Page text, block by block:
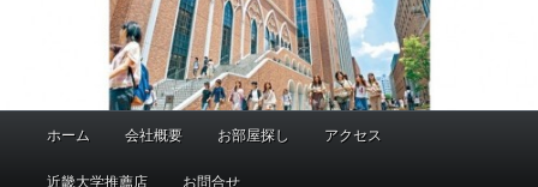
ホーム 会社概要 お部屋探し アクセス
近畿大学推薦店 お問合せ